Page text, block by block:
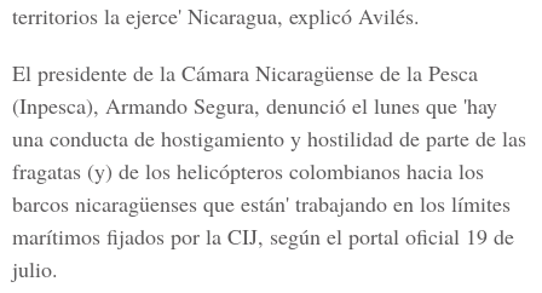
territorios la ejerce' Nicaragua, explicó Avilés.
El presidente de la Cámara Nicaragüense de la Pesca
(Inpesca), Armando Segura, denunció el lunes que 'hay
una conducta de hostigamiento y hostilidad de parte de las
fragatas (y) de los helicópteros colombianos hacia los
barcos nicaragüenses que están' trabajando en los límites
marítimos fijados por la CIJ, según el portal oficial 19 de
julio.